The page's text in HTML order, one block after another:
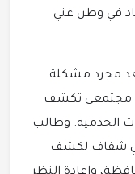
في وطن غني
مجرد مشكلة
مجتمعي تكشف
الخدمية. وطالب
شفاف لكشف